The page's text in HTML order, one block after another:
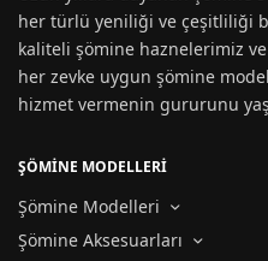
her türlü yeniliği ve çeşitliliği
kaliteli şömine haznelerimiz
her zevke uygunşömine
hizmet vermenin gururunu
ŞÖMİNE MODELLERİ
Şömine Modelleri
Şömine Aksesuarları